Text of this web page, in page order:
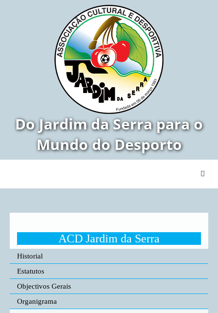
Do Jardim da Serra para o
Mundo do Desporto
ACD Jardim da Serra
Historial
Estatutos
Objectivos Gerais
Organigrama